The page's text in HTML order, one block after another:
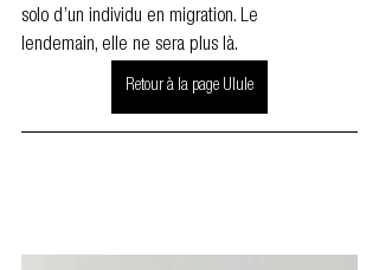
solo d’un individu en migration. Le
lendemain, elle ne sera plus là.
Retour à la page Ulule